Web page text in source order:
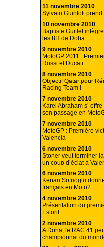
11 novembre 2010
Sylvain Guintoli prend
10 novembre 2010
Baptiste Guittet
les 8H de Doha
9 novembre 2010
MotoGP 2011 :
Rossi et Ducati
8 novembre 2010
Objectif Qatar pour
Racing Team !
7 novembre 2010
Karel Abraham s’
son passage en
7 novembre 2010
MotoGP : Première
Valencia
6 novembre 2010
Stoner veut terminer
un coup d’éclat à
6 novembre 2010
Kenan Sofuoglu
français en Moto2
4 novembre 2010
Présentation du
Estoril
2 novembre 2010
A Doha, le RAC 41
championnat du